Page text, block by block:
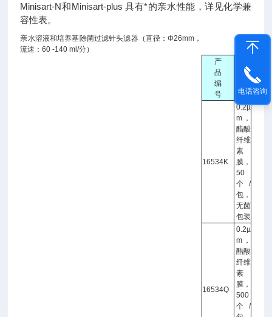
Minisart-N和Minisart-plus 具有*的亲水性能，详见化学兼
容性表。
亲水溶液和培养基除菌过滤针头滤器（直径：Φ26mm，
流速：60 -140 ml/分）
产
品
编
号
产品
16534K
0.2µ
m，
醋酸
纤维
素
膜，
50
个/
包，
无菌
包装
16534Q
0.2µ
m，
醋酸
纤维
素
膜，
500
个/
电话咨询